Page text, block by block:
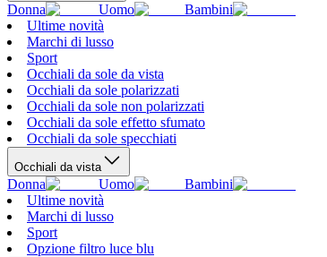
Donna Uomo
Bambini
Ultime novità
Marchi di lusso
Sport
Occhiali da sole da vista
Occhiali da sole polarizzati
Occhiali da sole non polarizzati
Occhiali da sole effetto sfumato
Occhiali da sole specchiati
Occhiali da vista
Donna Uomo
Bambini
Ultime novità
Marchi di lusso
Sport
Opzione filtro luce blu